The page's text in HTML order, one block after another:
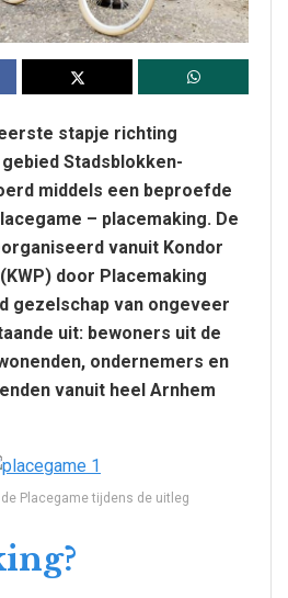
stapje richting
Stadsblokken-
middels een beproefde
– placemaking. De
vanuit Kondor
door Placemaking
gezelschap van ongeveer
uit: bewoners uit de
ondernemers en
vanuit heel Arnhem
Placegame tijdens de uitleg